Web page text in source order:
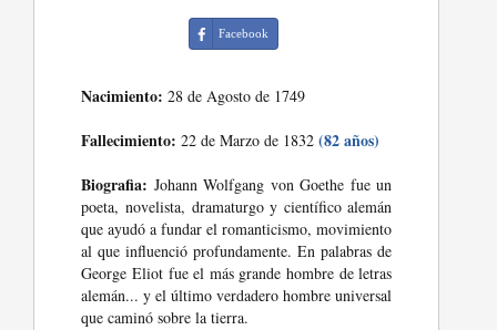
Facebook
Nacimiento: 28 de Agosto de 1749
Fallecimiento: 22 de Marzo de 1832(82 años)
Biografia: Johann Wolfgang von Goethe fue un
poeta, novelista, dramaturgo y científico alemán
que ayudó a fundar el romanticismo, movimiento
al que influenció profundamente. En palabras de
George Eliot fue el más grande hombre de letras
alemán... y el último verdadero hombre universal
que caminó sobre la tierra.